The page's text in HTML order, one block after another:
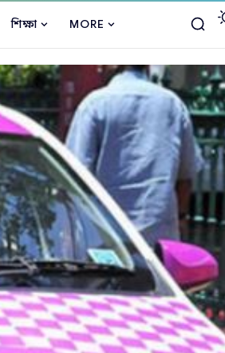
শিক্ষা MORE